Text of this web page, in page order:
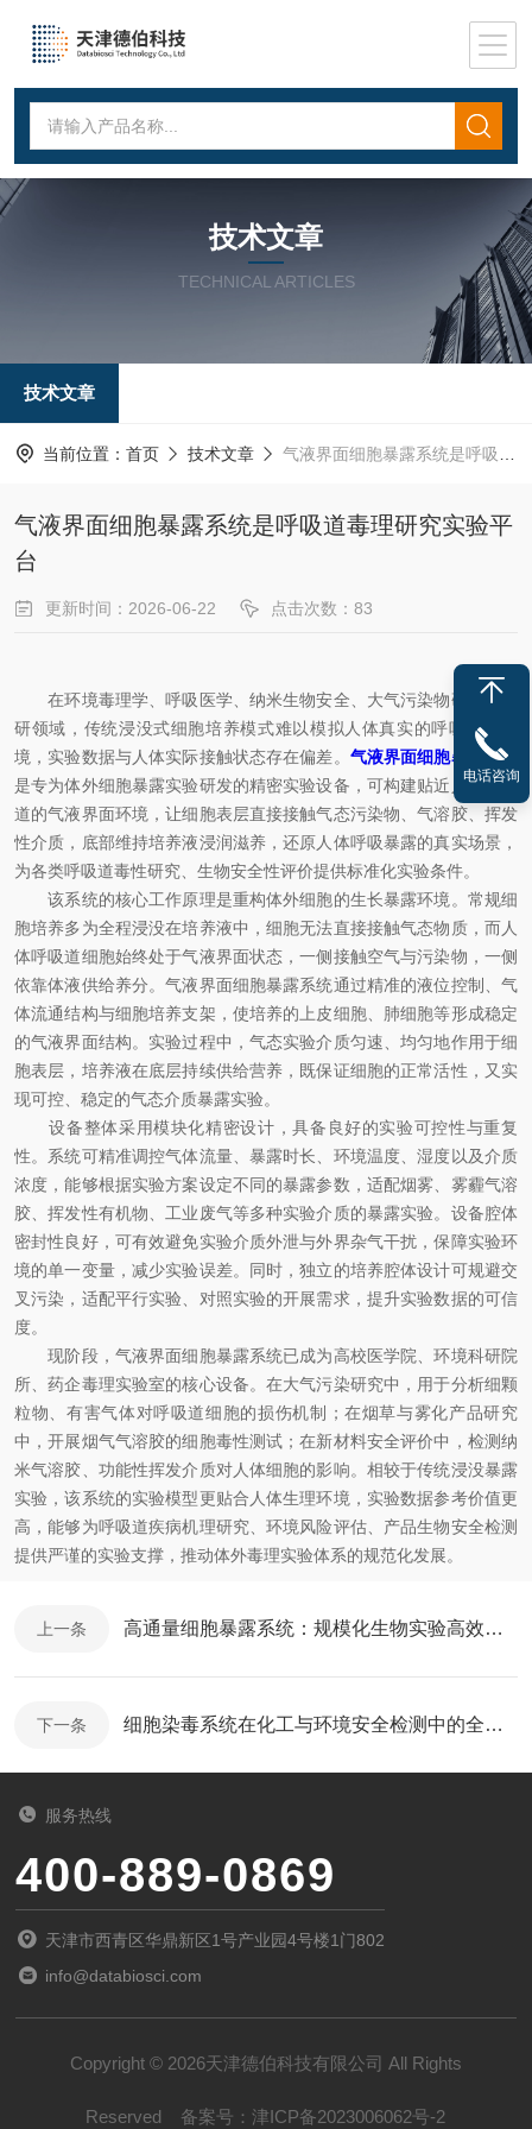
技术文章
TECHNICAL ARTICLES
技术文章
当前位置： 首页 技术文章 气液界面细胞暴露系统是呼吸道毒理研究实验平台
气液界面细胞暴露系统是呼吸道毒理研究实验平
台
更新时间：2026-06-22 点击次数：83
在环境毒理学、呼吸医学、纳米生物安全、大气污染物研究等科
研领域，传统浸没式细胞培养模式难以模拟人体真实的呼吸暴露环
境，实验数据与人体实际接触状态存在偏差。 气液界面细胞暴露系统
是专为体外细胞暴露实验研发的精密实验设备，可构建贴近人体呼吸
道的气液界面环境，让细胞表层直接接触气态污染物、气溶胶、挥发
性介质，底部维持培养液浸润滋养，还原人体呼吸暴露的真实场景，
为各类呼吸道毒性研究、生物安全性评价提供标准化实验条件。
该系统的核心工作原理是重构体外细胞的生长暴露环境。常规细
胞培养多为全程浸没在培养液中，细胞无法直接接触气态物质，而人
体呼吸道细胞始终处于气液界面状态，一侧接触空气与污染物，一侧
依靠体液供给养分。气液界面细胞暴露系统通过精准的液位控制、气
体流通结构与细胞培养支架，使培养的上皮细胞、肺细胞等形成稳定
的气液界面结构。实验过程中，气态实验介质匀速、均匀地作用于细
胞表层，培养液在底层持续供给营养，既保证细胞的正常活性，又实
现可控、稳定的气态介质暴露实验。
设备整体采用模块化精密设计，具备良好的实验可控性与重复
性。系统可精准调控气体流量、暴露时长、环境温度、湿度以及介质
浓度，能够根据实验方案设定不同的暴露参数，适配烟雾、雾霾气溶
胶、挥发性有机物、工业废气等多种实验介质的暴露实验。设备腔体
密封性良好，可有效避免实验介质外泄与外界杂气干扰，保障实验环
境的单一变量，减少实验误差。同时，独立的培养腔体设计可规避交
叉污染，适配平行实验、对照实验的开展需求，提升实验数据的可信
度。
现阶段，气液界面细胞暴露系统已成为高校医学院、环境科研院
所、药企毒理实验室的核心设备。在大气污染研究中，用于分析细颗
粒物、有害气体对呼吸道细胞的损伤机制；在烟草与雾化产品研究
中，开展烟气气溶胶的细胞毒性测试；在新材料安全评价中，检测纳
米气溶胶、功能性挥发介质对人体细胞的影响。相较于传统浸没暴露
实验，该系统的实验模型更贴合人体生理环境，实验数据参考价值更
高，能够为呼吸道疾病机理研究、环境风险评估、产品生物安全检测
提供严谨的实验支撑，推动体外毒理实验体系的规范化发展。
上一条 高通量细胞暴露系统：规模化生物实验高效设备
下一条 细胞染毒系统在化工与环境安全检测中的全域应用
服务热线
400-889-0869
天津市西青区华鼎新区1号产业园4号楼1门802
info@databiosci.com
Copyright © 2026天津德伯科技有限公司 All Rights
Reserved 备案号： 津ICP备2023006062号-2
电话咨询